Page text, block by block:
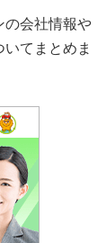
の会社情報や
てまとめま